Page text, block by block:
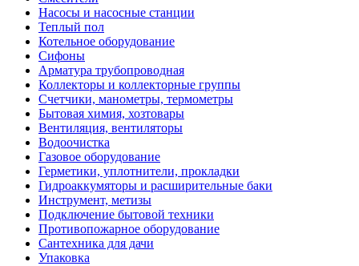
Насосы и насосные станции
Теплый пол
Котельное оборудование
Сифоны
Арматура трубопроводная
Коллекторы и коллекторные группы
Счетчики, манометры, термометры
Бытовая химия, хозтовары
Вентиляция, вентиляторы
Водоочистка
Газовое оборудование
Герметики, уплотнители, прокладки
Гидроаккумяторы и расширительные баки
Инструмент, метизы
Подключение бытовой техники
Противопожарное оборудование
Сантехника для дачи
Упаковка